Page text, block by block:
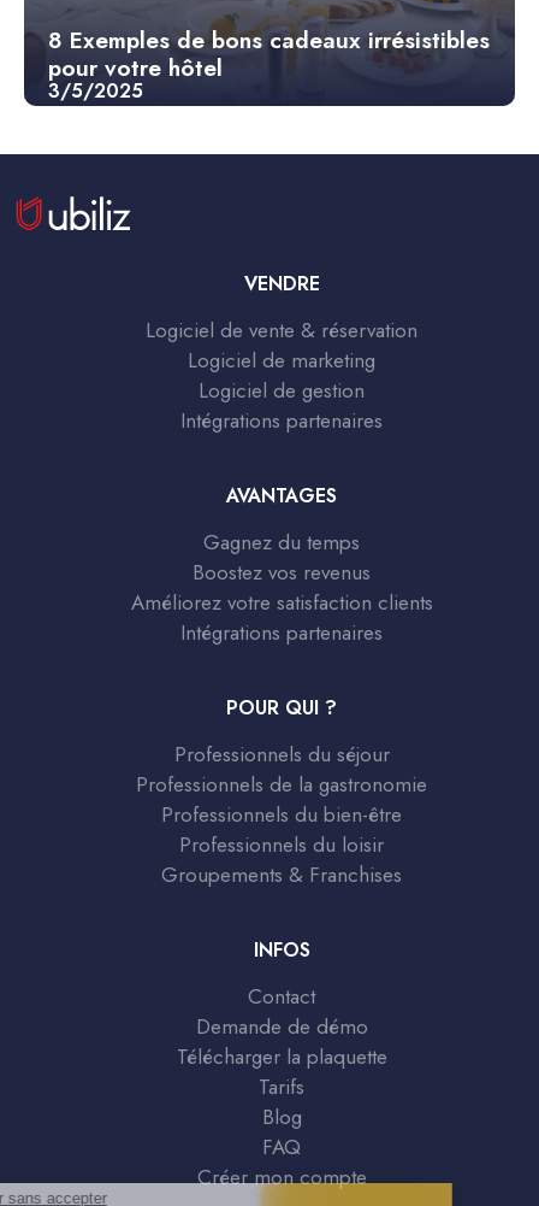
3/5/2025
8 Exemples de bons cadeaux irrésistibles
pour votre hôtel
VENDRE
Logiciel de vente & réservation
Logiciel de marketing
Logiciel de gestion
Intégrations partenaires
AVANTAGES
Gagnez du temps
Boostez vos revenus
Améliorez votre satisfaction clients
Intégrations partenaires
POUR QUI ?
Professionnels du séjour
Professionnels de la gastronomie
Professionnels du bien-être
Professionnels du loisir
Groupements & Franchises
INFOS
Contact
Demande de démo
Télécharger la plaquette
Tarifs
Blog
FAQ
Créer mon compte
Continuer sans accepter